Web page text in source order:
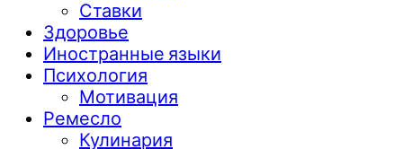
Ставки
Здоровье
Иностранные языки
Психология
Мотивация
Ремесло
Кулинария